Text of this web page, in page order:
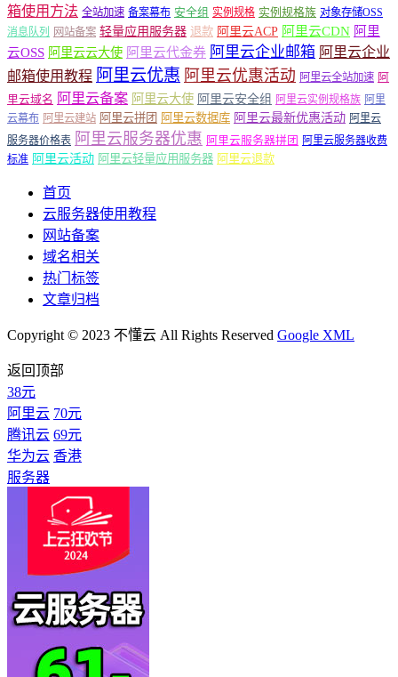
箱使用方法 全站加速 备案幕布 安全组 实例规格 实例规格族 对象存储OSS
消息队列
网站备案 轻量应用服务器 退款 阿里云ACP 阿里云CDN 阿里
云OSS 阿里云云大使 阿里云代金券 阿里云企业邮箱 阿里云企业
邮箱使用教程 阿里云优惠 阿里云优惠活动 阿里云全站加速 阿
里云域名 阿里云备案 阿里云大使 阿里云安全组 阿里云实例规格族 阿里
云幕布 阿里云建站 阿里云拼团 阿里云数据库 阿里云最新优惠活动 阿里云
服务器价格表 阿里云服务器优惠 阿里云服务器拼团 阿里云服务器收费
标准 阿里云活动 阿里云轻量应用服务器 阿里云退款
首页
云服务器使用教程
网站备案
域名相关
热门标签
文章归档
Copyright © 2023 不懂云 All Rights Reserved Google XML
返回顶部
38元
阿里云 70元
腾讯云 69元
华为云 香港
服务器